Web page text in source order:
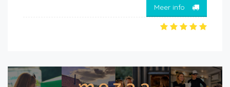
Meer info